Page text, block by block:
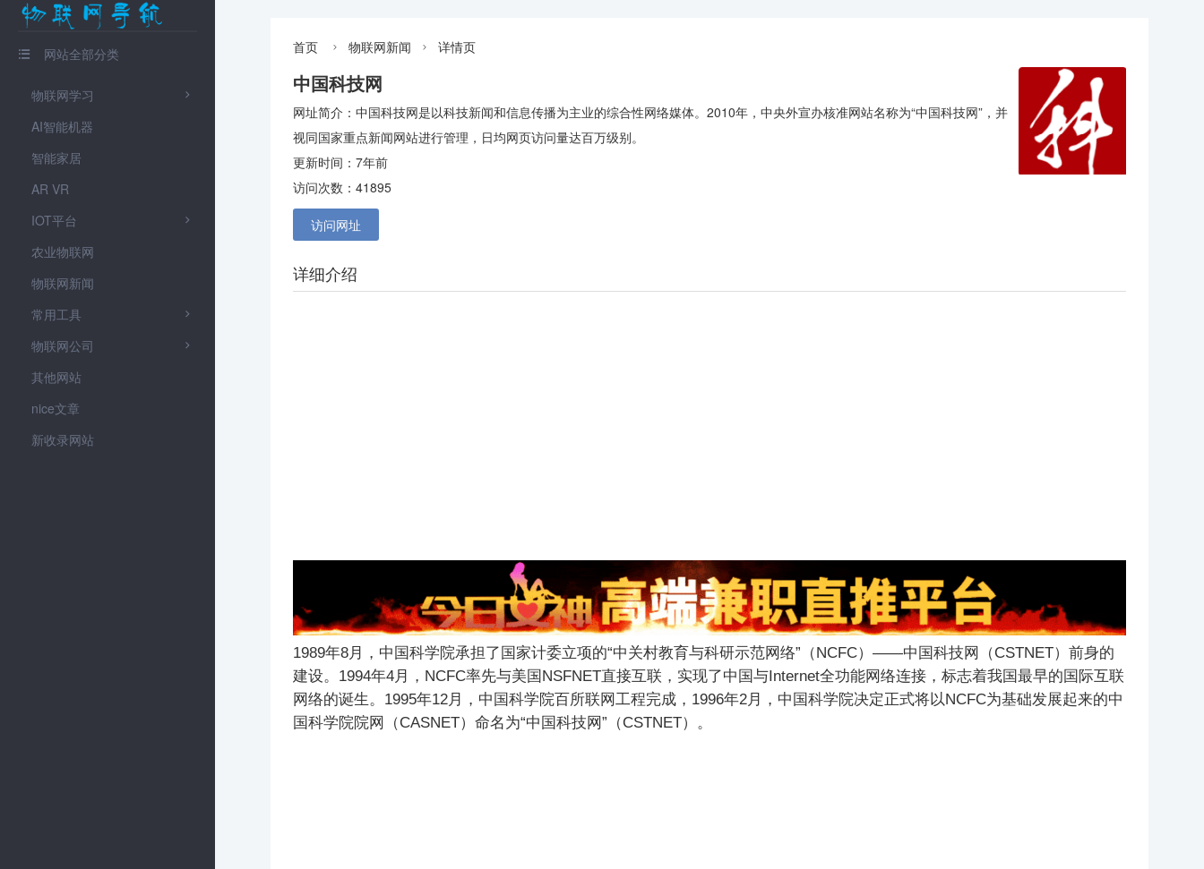
 网站全部分类
物联网学习 
AI智能机器
智能家居
AR VR
IOT平台

农业物联网
物联网新闻
常用工具

物联网公司 
其他网站
nice文章
新收录网站
首页  物联网新闻  详情页
中国科技网
网址简介：中国科技网是以科技新闻和信息传播为主业的综合性网络媒体。2010年，中央外宣办核准网站名称为“中国科技网”，并
视同国家重点新闻网站进行管理，日均网页访问量达百万级别。
更新时间：7年前
访问次数：41895
访问网址
详细介绍
1989年8月，中国科学院承担了国家计委立项的“中关村教育与科研示范网络”（NCFC）——中国科技网（CSTNET）前身的
建设。1994年4月，NCFC率先与美国NSFNET直接互联，实现了中国与Internet全功能网络连接，标志着我国最早的国际互联
网络的诞生。1995年12月，中国科学院百所联网工程完成，1996年2月，中国科学院决定正式将以NCFC为基础发展起来的中
国科学院院网（CASNET）命名为“中国科技网”（CSTNET）。